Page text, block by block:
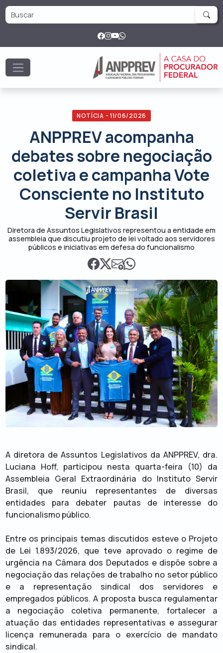
NOTÍCIA - 11/06/2026
ANPPREV acompanha
debates sobre negociação
coletiva e campanha Vote
Consciente no Instituto
Servir Brasil
Diretora de Assuntos Legislativos representou a entidade em
assembleia que discutiu projeto de lei voltado aos servidores
públicos e iniciativas em defesa do funcionalismo
A diretora de Assuntos Legislativos da ANPPREV, dra.
Luciana Hoff, participou nesta quarta-feira (10) da
Assembleia Geral Extraordinária do Instituto Servir
Brasil, que reuniu representantes de diversas
entidades para debater pautas de interesse do
funcionalismo público.
Entre os principais temas discutidos esteve o Projeto
de Lei 1.893/2026, que teve aprovado o regime de
urgência na Câmara dos Deputados e dispõe sobre a
negociação das relações de trabalho no setor público
e a representação sindical dos servidores e
empregados públicos. A proposta busca regulamentar
a negociação coletiva permanente, fortalecer a
atuação das entidades representativas e assegurar
licença remunerada para o exercício de mandato
sindical.